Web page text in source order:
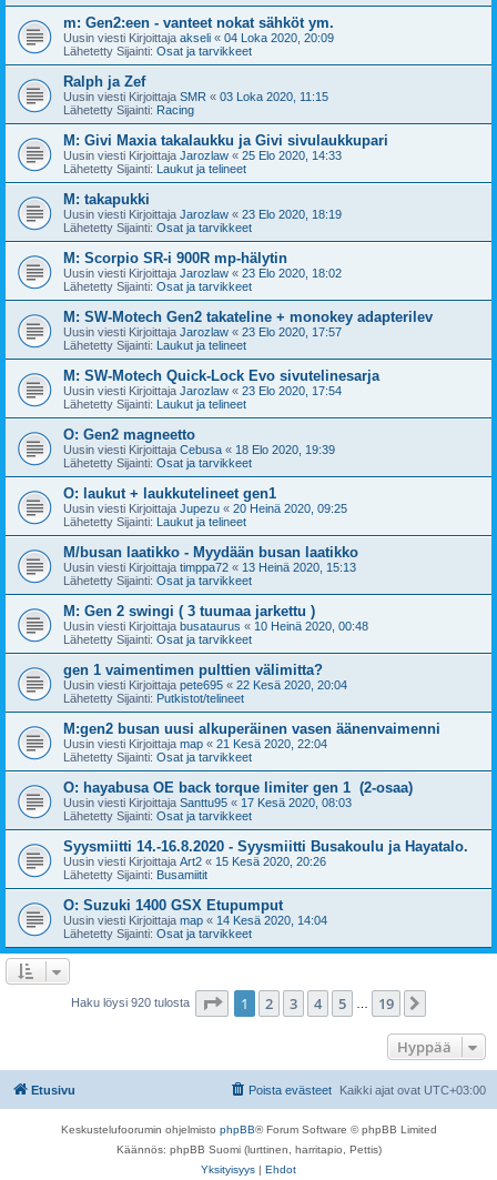
m: Gen2:een - vanteet nokat sähköt ym.
Uusin viesti Kirjoittaja akseli « 04 Loka 2020, 20:09
Lähetetty Sijainti: Osat ja tarvikkeet
Ralph ja Zef
Uusin viesti Kirjoittaja SMR « 03 Loka 2020, 11:15
Lähetetty Sijainti: Racing
M: Givi Maxia takalaukku ja Givi sivulaukkupari
Uusin viesti Kirjoittaja Jarozlaw « 25 Elo 2020, 14:33
Lähetetty Sijainti: Laukut ja telineet
M: takapukki
Uusin viesti Kirjoittaja Jarozlaw « 23 Elo 2020, 18:19
Lähetetty Sijainti: Osat ja tarvikkeet
M: Scorpio SR-i 900R mp-hälytin
Uusin viesti Kirjoittaja Jarozlaw « 23 Elo 2020, 18:02
Lähetetty Sijainti: Osat ja tarvikkeet
M: SW-Motech Gen2 takateline + monokey adapterilev
Uusin viesti Kirjoittaja Jarozlaw « 23 Elo 2020, 17:57
Lähetetty Sijainti: Laukut ja telineet
M: SW-Motech Quick-Lock Evo sivutelinesarja
Uusin viesti Kirjoittaja Jarozlaw « 23 Elo 2020, 17:54
Lähetetty Sijainti: Laukut ja telineet
O: Gen2 magneetto
Uusin viesti Kirjoittaja Cebusa « 18 Elo 2020, 19:39
Lähetetty Sijainti: Osat ja tarvikkeet
O: laukut + laukkutelineet gen1
Uusin viesti Kirjoittaja Jupezu « 20 Heinä 2020, 09:25
Lähetetty Sijainti: Laukut ja telineet
M/busan laatikko - Myydään busan laatikko
Uusin viesti Kirjoittaja timppa72 « 13 Heinä 2020, 15:13
Lähetetty Sijainti: Osat ja tarvikkeet
M: Gen 2 swingi ( 3 tuumaa jarkettu )
Uusin viesti Kirjoittaja busataurus « 10 Heinä 2020, 00:48
Lähetetty Sijainti: Osat ja tarvikkeet
gen 1 vaimentimen pulttien välimitta?
Uusin viesti Kirjoittaja pete695 « 22 Kesä 2020, 20:04
Lähetetty Sijainti: Putkistot/telineet
M:gen2 busan uusi alkuperäinen vasen äänenvaimenni
Uusin viesti Kirjoittaja map « 21 Kesä 2020, 22:04
Lähetetty Sijainti: Osat ja tarvikkeet
O: hayabusa OE back torque limiter gen 1 (2-osaa)
Uusin viesti Kirjoittaja Santtu95 « 17 Kesä 2020, 08:03
Lähetetty Sijainti: Osat ja tarvikkeet
Syysmiitti 14.-16.8.2020 - Syysmiitti Busakoulu ja Hayatalo.
Uusin viesti Kirjoittaja Art2 « 15 Kesä 2020, 20:26
Lähetetty Sijainti: Busamiitit
O: Suzuki 1400 GSX Etupumput
Uusin viesti Kirjoittaja map « 14 Kesä 2020, 14:04
Lähetetty Sijainti: Osat ja tarvikkeet
Haku löysi 920 tulosta Sivu /19
1 2 3 4 5 19
Hyppää
Etusivu Kaikki ajat ovat UTC+03:00
Poista evästeet
Keskustelufoorumin ohjelmisto phpBB® Forum Software © phpBB Limited
Käännös: phpBB Suomi (lurttinen, harritapio, Pettis)
Yksityisyys | Ehdot